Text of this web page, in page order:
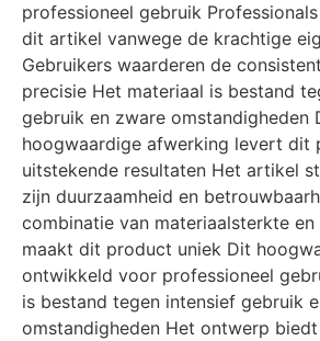
professioneel gebruik
dit artikel vanwege de krachtige
Gebruikers waarderen de
precisie Het materiaal is bestand
gebruik en zware omstandigheden
hoogwaardige afwerking levert dit
uitstekende resultaten Het artikel
zijn duurzaamheid en
combinatie van materiaalsterkte en
maakt dit product uniek Dit
ontwikkeld voor professioneel
is bestand tegen intensief gebruik
omstandigheden Het ontwerp